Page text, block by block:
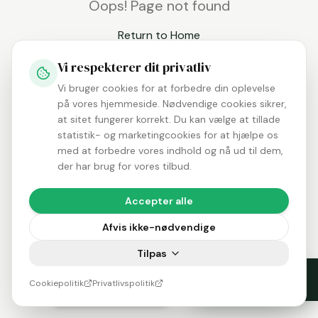
Oops! Page not found
Return to Home
Vi respekterer dit privatliv
Vi bruger cookies for at forbedre din oplevelse
på vores hjemmeside. Nødvendige cookies sikrer,
at sitet fungerer korrekt. Du kan vælge at tillade
statistik- og marketingcookies for at hjælpe os
med at forbedre vores indhold og nå ud til dem,
der har brug for vores tilbud.
Accepter alle
Afvis ikke-nødvendige
Tilpas
Cookiepolitik Privatlivspolitik
Tilsynsrapport 2026